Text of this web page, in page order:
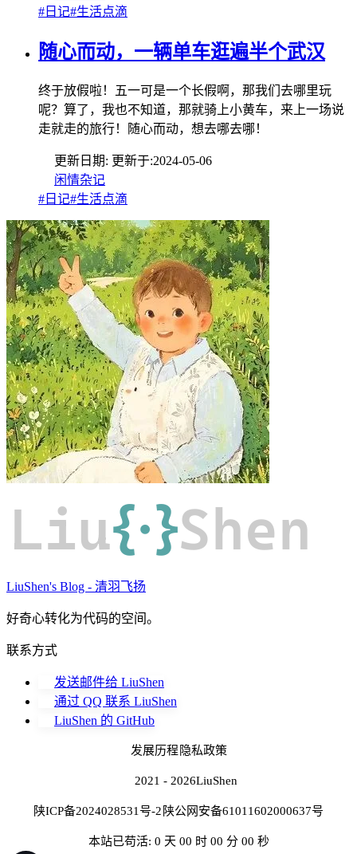
#日记#生活点滴
随心而动，一辆单车逛遍半个武汉
终于放假啦！五一可是一个长假啊，那我们去哪里玩
呢？算了，我也不知道，那就骑上小黄车，来上一场说
走就走的旅行！随心而动，想去哪去哪！
更新日期: 更新于:2024-05-06
闲情杂记
#日记#生活点滴
Liu{·}Shen
LiuShen's Blog - 清羽飞扬
好奇心转化为代码的空间。
联系方式
发送邮件给 LiuShen
通过 QQ 联系 LiuShen
LiuShen 的 GitHub
发展历程 隐私政策
2021 - 2026LiuShen
陕ICP备2024028531号-2 陕公网安备61011602000637号
本站已苟活: 0 天 00 时 00 分 00 秒